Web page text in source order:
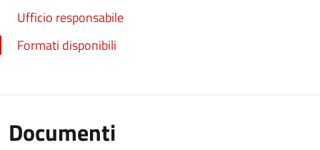
Ufficio responsabile
Formati disponibili
Documenti